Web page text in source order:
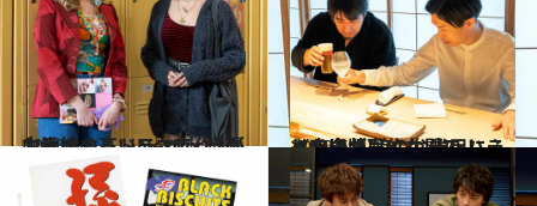
2020.6.6
中毒性の高いNetflix 通がお勧めするドラマ傑作7選
カルチャー 2020.6.6
《完全版》佐久間P×ハライチ岩井 娘の弁当用にふりかけが届くなんて！
カルチャー